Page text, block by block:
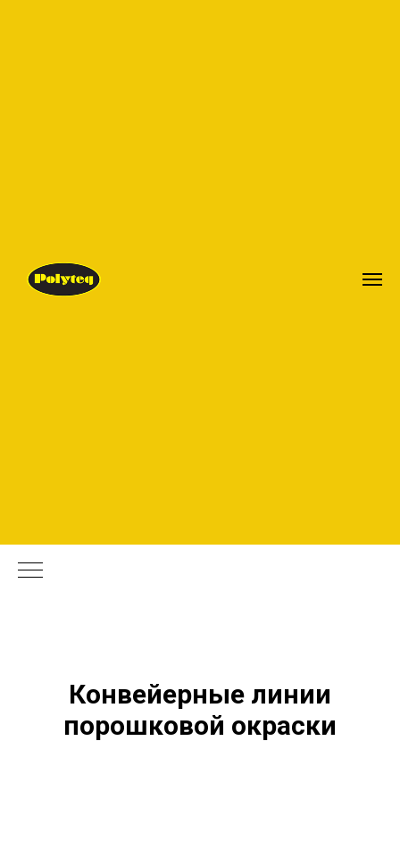
Конвейерные линии
порошкoвой окраски